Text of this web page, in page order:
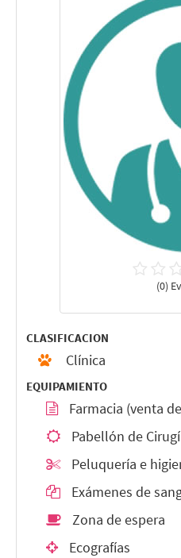
(0)
CLASIFICACION
Clínica
EQUIPAMIENTO
Farmacia (venta
Pabellón de
Peluquería e
Exámenes de
Zona de espera
Ecografías